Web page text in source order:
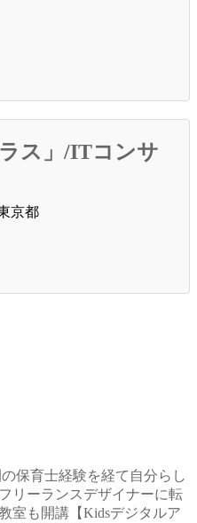
ス」/ITコンサ
京都
の保育士経験を経て自分らし
リーランスデザイナーに転
室も開講【Kidsデジタルア